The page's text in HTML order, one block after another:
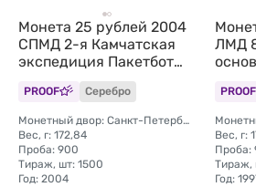
Монета 25 рублей 2004
СПМД 2-я Камчатская
экспедиция Пакетбот
Св. Петр, Павел
PROOF Серебро
Монетный двор: Санкт-Петербургский (СПМД)
Вес, г: 172,84
Проба: 900
Тираж, шт: 1500
Год: 2004
ЛМД
PROOF
Вес, г:
Проба:
Тираж,
Год: